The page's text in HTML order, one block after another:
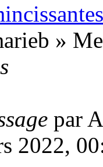
»
par
2022,